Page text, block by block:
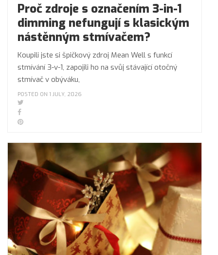
Proč zdroje s označením 3-in-1
dimming nefungují s klasickým
nástěnným stmívačem?
Koupili jste si špičkový zdroj Mean Well s funkcí
stmívání 3-v-1, zapojili ho na svůj stávající otočný
stmívač v obýváku,
POSTED ON 1 JULY, 2026